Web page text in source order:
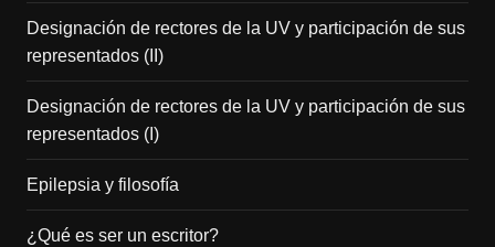
Designación de rectores de la UV y participación de sus
representados (II)
Designación de rectores de la UV y participación de sus
representados (I)
Epilepsia y filosofía
¿Qué es ser un escritor?